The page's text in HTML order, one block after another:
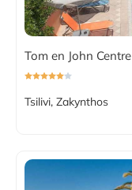
Tom en John Centre
Tsilivi, Zakynthos